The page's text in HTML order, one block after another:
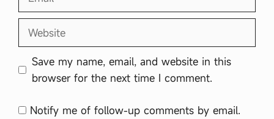
Website
Save my name, email, and website in this
browser for the next time I comment.
Notify me of follow-up comments by email.